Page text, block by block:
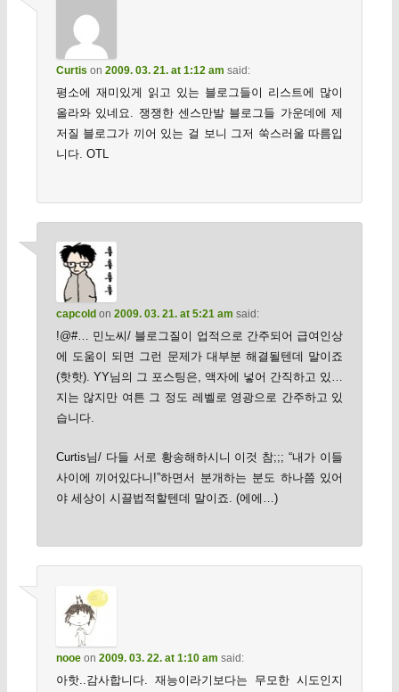
Curtis on 2009. 03. 21. at 1:12 am said:
평소에 재미있게 읽고 있는 블로그들이 리스트에 많이
올라와 있네요. 쟁쟁한 센스만발 블로그들 가운데에 제
저질 블로그가 끼어 있는 걸 보니 그저 쑥스러울 따름입
니다. OTL
capcold on 2009. 03. 21. at 5:21 am said:
!@#… 민노씨/ 블로그질이 업적으로 간주되어 급여인상
에 도움이 되면 그런 문제가 대부분 해결될텐데 말이죠
(핫핫). YY님의 그 포스팅은, 액자에 넣어 간직하고 있…
지는 않지만 여튼 그 정도 레벨로 영광으로 간주하고 있
습니다.
Curtis님/ 다들 서로 황송해하시니 이것 참;;; “내가 이들
사이에 끼어있다니!”하면서 분개하는 분도 하나쯤 있어
야 세상이 시끌법적할텐데 말이죠. (에에…)
nooeon 2009. 03. 22. at 1:10 am said:
아핫..감사합니다. 재능이라기보다는 무모한 시도인지